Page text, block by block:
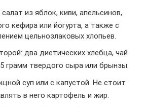
из яблок, киви, апельсинов,
кефира или йогурта, а также с
цельнозлаковых хлопьев.
два диетических хлебца, чай
грамм твердого сыра или брынзы.
суп или с капустой. Не стоит
в него картофель и жир.